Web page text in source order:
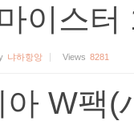
이스
냐하항앙 Views 8281
W팩